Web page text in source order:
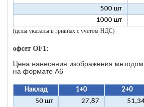
500 шт
1000 шт
(цены указаны в гривнах с учетом НДС)
офсет OF1:
Цена нанесения изображения
на формате A6
Наклад 1+0 2+0
50 шт
27,87